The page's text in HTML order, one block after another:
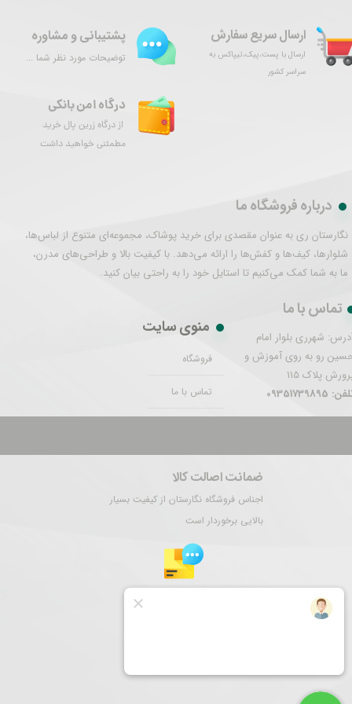
ضمانت اصالت کالا
اجناس فروشگاه نگارستان از کیفیت بسیار
بالایی برخوردار است
ارسال سریع سفارش
ارسال با پست،پیک،تیپاکس به
سراسر کشور
درگاه امن بانکی
از درگاه زرین پال خرید
مطمئنی خواهید داشت
پشتیبانی و مشاوره
توضیحات مورد نظر شما ...
درباره فروشگاه ما
نگارستان ری به عنوان مقصدی برای خرید پوشاک، مجموعه‌ای متنوع از لباس‌ها،
شلوارها، کیف‌ها و کفش‌ها را ارائه می‌دهد. با کیفیت بالا و طراحی‌های مدرن،
ما به شما کمک می‌کنیم تا استایل خود را به راحتی بیان کنید.
تماس با ما
شهرری بلوار امام
رو به روی آموزش و
پلاک 115
09351739895
منوی سایت
فروشگاه
تماس با ما